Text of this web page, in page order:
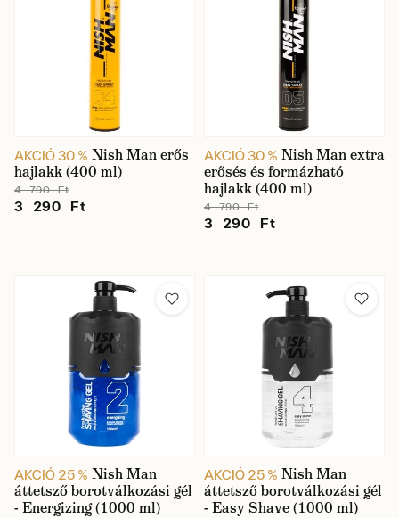
AKCIÓ 30 % Nish Man erős
hajlakk (400 ml)
4 790 Ft
3 290 Ft
AKCIÓ 30 % Nish Man extra
erősés és formázható
hajlakk (400 ml)
4 790 Ft
3 290 Ft
AKCIÓ 25 % Nish Man
áttetsző borotválkozási gél
- Energizing (1000 ml)
AKCIÓ 25 % Nish Man
áttetsző borotválkozási gél
- Easy Shave (1000 ml)